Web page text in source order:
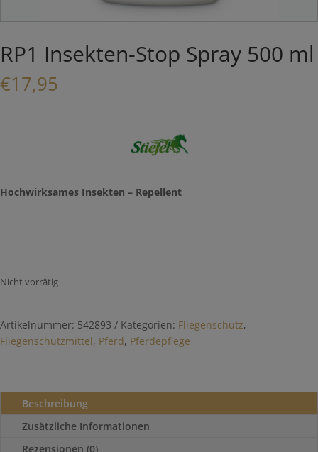
RP1 Insekten-Stop Spray 500 ml
€17,95
Hochwirksames Insekten – Repellent
Nicht vorrätig
Artikelnummer: 542893 Kategorien: Fliegenschutz,
Fliegenschutzmittel, Pferd, Pferdepflege
Beschreibung
Zusätzliche Informationen
Rezensionen (0)